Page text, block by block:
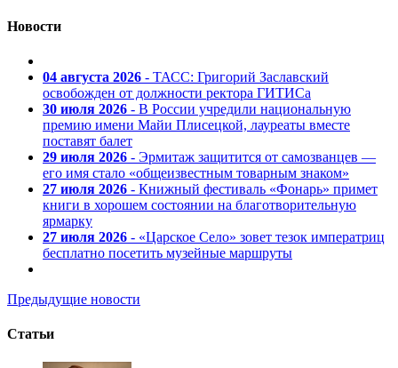
Новости
04 августа 2026 - ТАСС: Григорий Заславский
освобожден от должности ректора ГИТИСа
30 июля 2026 - В России учредили национальную
премию имени Майи Плисецкой, лауреаты вместе
поставят балет
29 июля 2026 - Эрмитаж защитится от самозванцев —
его имя стало «общеизвестным товарным знаком»
27 июля 2026 - Книжный фестиваль «Фонарь» примет
книги в хорошем состоянии на благотворительную
ярмарку
27 июля 2026 - «Царское Село» зовет тезок императриц
бесплатно посетить музейные маршруты
Предыдущие новости
Статьи